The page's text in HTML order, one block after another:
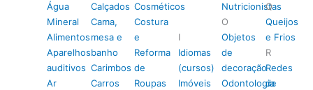
Água
Mineral
Alimentos
Aparelhos
auditivos
Ar
Calçados
Cama,
mesa e
banho
Carimbos
Carros
Cosméticos
Costura
e
Reforma
de
Roupas
I
Idiomas
(cursos)
Imóveis
Nutricionistas
O
Objetos
de
decoração
Odontologia
Q
Queijos
e Frios
R
Redes
de